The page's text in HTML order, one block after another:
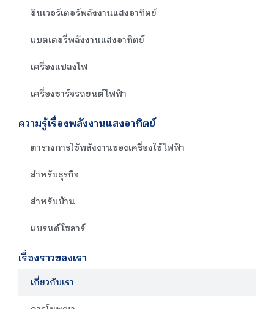
อินเวอร์เตอร์พลังงานแสงอาทิตย์
แบตเตอรี่พลังงานแสงอาทิตย์
เครื่องแปลงไฟ
เครื่องชาร์จรถยนต์ไฟฟ้า
ความรู้เรื่องพลังงานแสงอาทิตย์
ตารางการใช้พลังงานของเครื่องใช้ไฟฟ้า
สำหรับธุรกิจ
สำหรับบ้าน
แบรนด์โซลาร์
เรื่องราวของเรา
เกี่ยวกับเรา